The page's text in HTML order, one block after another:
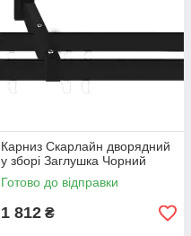
Карниз Скарлайн дворядний
у зборі Заглушка Чорний
Готово до відправки
1 812 ₴